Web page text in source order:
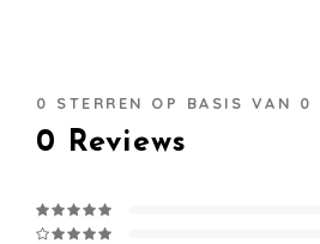
0 STERREN OP BASIS VAN 0
0 Reviews